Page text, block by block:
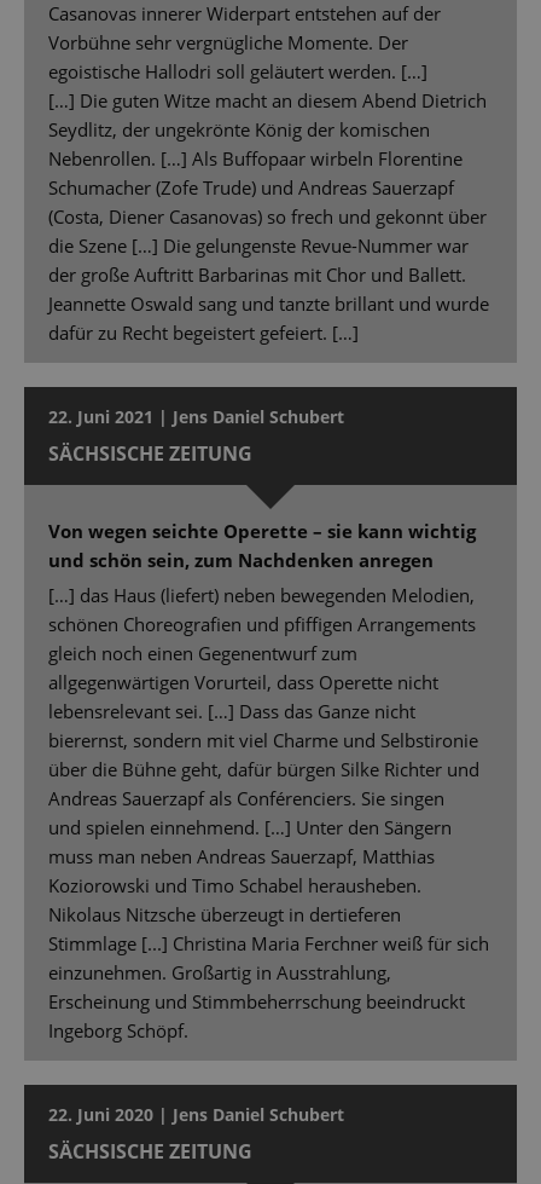
Casanovas innerer Widerpart entstehen auf der
Vorbühne sehr vergnügliche Momente. Der
egoistische Hallodri soll geläutert werden. […]
[…] Die guten Witze macht an diesem Abend Dietrich
Seydlitz, der ungekrönte König der komischen
Nebenrollen. […] Als Buffopaar wirbeln Florentine
Schumacher (Zofe Trude) und Andreas Sauerzapf
(Costa, Diener Casanovas) so frech und gekonnt über
die Szene […] Die gelungenste Revue-Nummer war
der große Auftritt Barbarinas mit Chor und Ballett.
Jeannette Oswald sang und tanzte brillant und wurde
dafür zu Recht begeistert gefeiert. […]
22. Juni 2021 | Jens Daniel Schubert
SÄCHSISCHE ZEITUNG
Von wegen seichte Operette – sie kann wichtig
und schön sein, zum Nachdenken anregen
[…] das Haus (liefert) neben bewegenden Melodien,
schönen Choreografien und pfiffigen Arrangements
gleich noch einen Gegenentwurf zum
allgegenwärtigen Vorurteil, dass Operette nicht
lebensrelevant sei. […] Dass das Ganze nicht
bierernst, sondern mit viel Charme und Selbstironie
über die Bühne geht, dafür bürgen Silke Richter und
Andreas Sauerzapf als Conférenciers. Sie singen
und spielen einnehmend. […] Unter den Sängern
muss man neben Andreas Sauerzapf, Matthias
Koziorowski und Timo Schabel herausheben.
Nikolaus Nitzsche überzeugt in dertieferen
Stimmlage [...] Christina Maria Ferchner weiß für sich
einzunehmen. Großartig in Ausstrahlung,
Erscheinung und Stimmbeherrschung beeindruckt
Ingeborg Schöpf.
22. Juni 2020 | Jens Daniel Schubert
SÄCHSISCHE ZEITUNG